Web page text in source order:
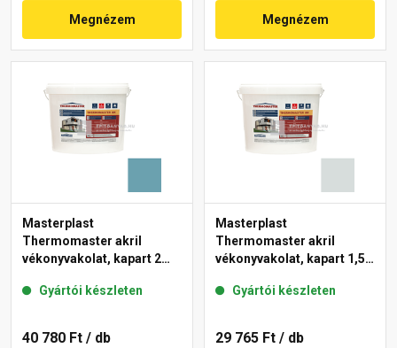
Megnézem Megnézem
Masterplast
Thermomaster akril
vékonyvakolat, kapart 2
Gyártói készleten
40 780 Ft / db
Masterplast
Thermomaster akril
vékonyvakolat, kapart 1,5
Gyártói készleten
29 765 Ft / db